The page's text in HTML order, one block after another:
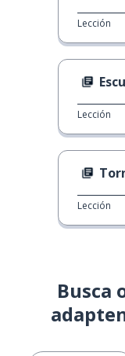
Lección
Lección
Lección
Busca